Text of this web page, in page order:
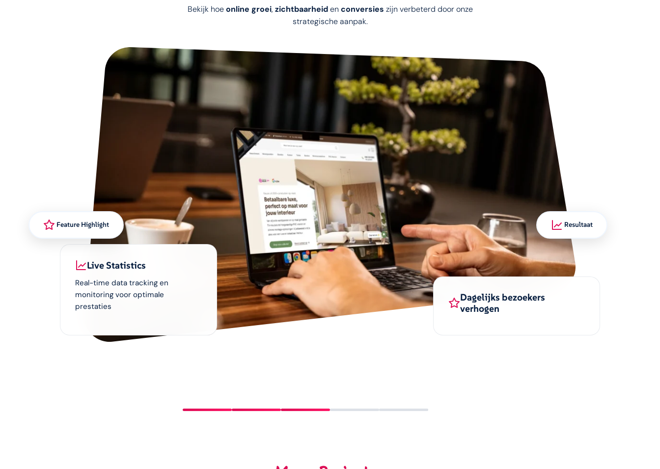
Bekijk hoeonline groei, zichtbaarheiden conversies zijn verbeterd door onze
strategische aanpak.
Live Statistics
Real-time data tracking en
monitoring voor optimale
prestaties
Dagelijks bezoekers
verhogen
Feature Highlight Resultaat